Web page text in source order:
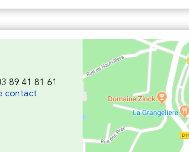
89 41 81 61
contact